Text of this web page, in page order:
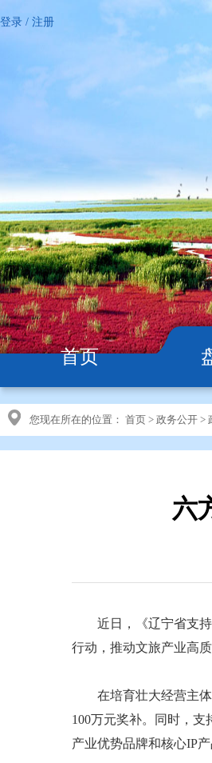
登录 / 注册
首页
您现在所在的位置： 首页 > 政务公开 >
六
近日，《辽宁省支持
行动，推动文旅产业高
在培育壮大经营主体
100万元奖补。同时，
产业优势品牌和核心IP产